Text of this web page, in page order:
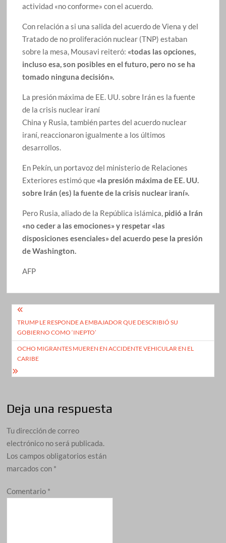
actividad «no conforme» con el acuerdo.
Con relación a si una salida del acuerdo de Viena y del
Tratado de no proliferación nuclear (TNP) estaban
sobre la mesa, Mousavi reiteró: «todas las opciones,
incluso esa, son posibles en el futuro, pero no se ha
tomado ninguna decisión».
La presión máxima de EE. UU. sobre Irán es la fuente
de la crisis nuclear iraní
China y Rusia, también partes del acuerdo nuclear
iraní, reaccionaron igualmente a los últimos
desarrollos.
En Pekín, un portavoz del ministerio de Relaciones
Exteriores estimó que «la presión máxima de EE. UU.
sobre Irán (es) la fuente de la crisis nuclear iraní».
Pero Rusia, aliado de la República islámica, pidió a Irán
«no ceder a las emociones» y respetar «las
disposiciones esenciales» del acuerdo pese la presión
de Washington.
AFP
Navegación
de
entradas
TRUMP LE RESPONDE A EMBAJADOR QUE DESCRIBIÓ SU
GOBIERNO COMO ‘INEPTO’
OCHO MIGRANTES MUEREN EN ACCIDENTE VEHICULAR EN EL
CARIBE
Deja una respuesta
Tu dirección de correo
electrónico no será publicada.
Los campos obligatorios están
marcados con *
Comentario *